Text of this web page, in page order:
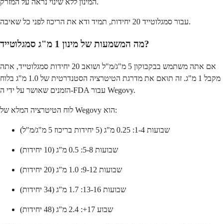
המינון ללא שינוי נראה על המזרק.
עבור סמגלוטייד 20 יחידות, תמיד ודא את הריכוז לפני כל שאיבה.
מה המשמעות של מינון 1 מ"ג סמגלוטייד?
אם אתה משתמש בבקבוקון 5 מ"ג/מ"ל ושואב 20 יחידות סמגלוטייד, אתה
מקבל 1 מ"ג. זה תואם את מדרגת הטיטרציה הסטנדרטית של 1.0 מ"ג בלוח
הזמנים שאושר על ידי ה-FDA עבור Wegovy.
לוח הטיטרציה המלא של Wegovy הוא:
שבועות 1-4: 0.25 מ"ג (5 יחידות בריכוז 5 מ"ג/מ"ל)
שבועות 5-8: 0.5 מ"ג (10 יחידות)
שבועות 9-12: 1.0 מ"ג (20 יחידות)
שבועות 13-16: 1.7 מ"ג (34 יחידות)
שבוע 17+: 2.4 מ"ג (48 יחידות)